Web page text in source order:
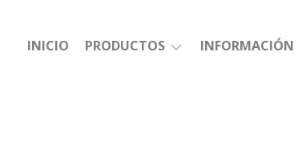
INICIO PRODUCTOS INFORMACIÓN